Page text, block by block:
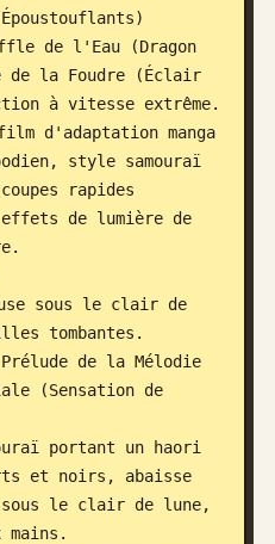
de l'Eau (Dragon
de la Foudre (Éclair
à vitesse extrême.
d'adaptation manga
style samouraï
rapides
de lumière de
sous le clair de
tombantes.
de la Mélodie
(Sensation de
portant un haori
et noirs, abaisse
le clair de lune,
mains.